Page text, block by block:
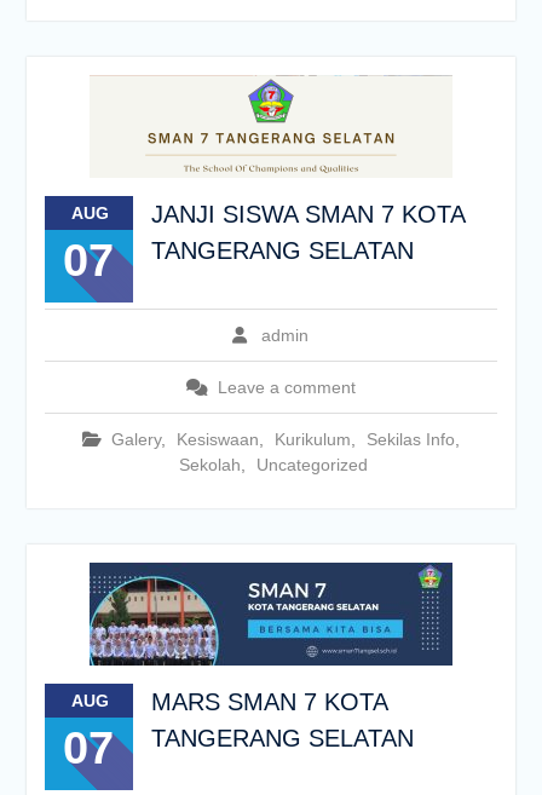
AUG
07
JANJI SISWA SMAN 7 KOTA
TANGERANG SELATAN
admin
Leave a comment
Galery, Kesiswaan Kurikulum Sekilas Info
Sekolah
Uncategorized
AUG
07
MARS SMAN 7 KOTA
TANGERANG SELATAN